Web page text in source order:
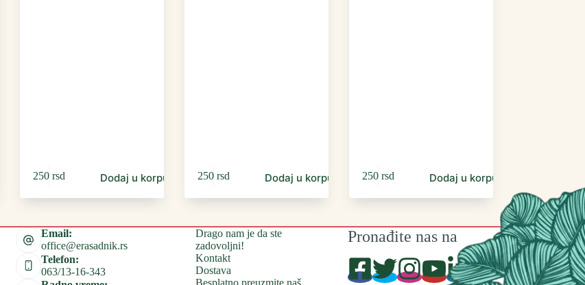
250 rsd Dodaj u korpu 250 rsd Dodaj u korpu 250 rsd Dodaj u korpu
Email:
office@erasadnik.rs
Telefon:
063/13-16-343
Drago nam je da ste
zadovoljni!
Kontakt
Dostava
Besplatno preuzmite naš
Pronađite nas na